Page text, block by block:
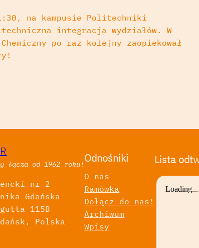
na kampusie Politechniki
integracja wydziałów. W
po raz kolejny zaopiekował
łącza od 1962 roku!
nr 2
Gdańska
115B
Polska
Odnośniki
O nas
Ramówka
Dołącz do nas!
Archiwum
Wpisy
Lista